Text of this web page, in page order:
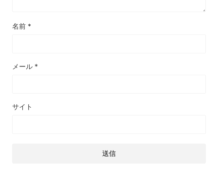
名前 *
メール *
サイト